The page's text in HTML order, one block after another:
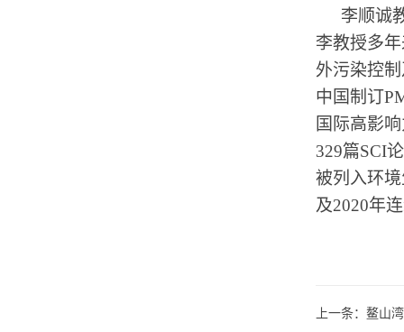
李顺诚
李教授多
外污染控
中国制订
国际高影
329篇SCI
被列入环
及2020年
上一条： 鳌山